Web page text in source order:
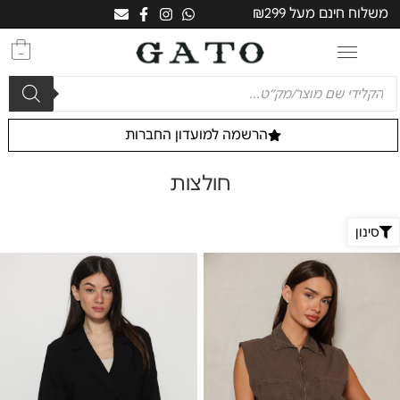
משלוח חינם מעל ₪299
0
הרשמה למועדון החברות
חולצות
סינון